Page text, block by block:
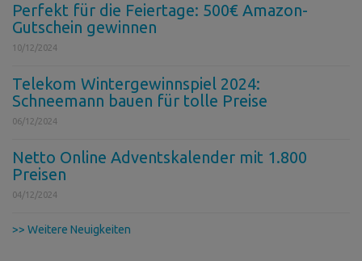
Perfekt für die Feiertage: 500€ Amazon-
Gutschein gewinnen
10/12/2024
Telekom Wintergewinnspiel 2024:
Schneemann bauen für tolle Preise
06/12/2024
Netto Online Adventskalender mit 1.800
Preisen
04/12/2024
>> Weitere Neuigkeiten